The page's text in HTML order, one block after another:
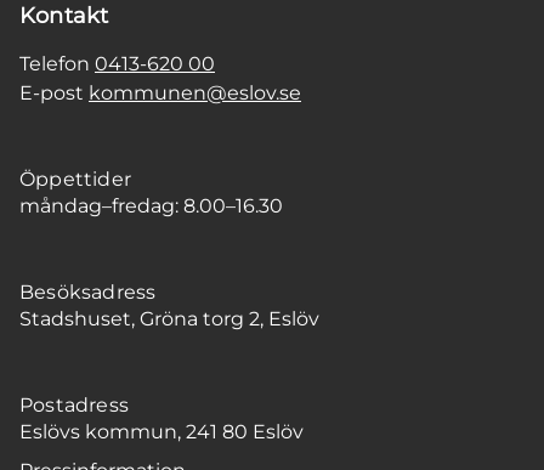
Kontakt
Telefon 0413-620 00
E-post kommunen@eslov.se
Öppettider
måndag–fredag: 8.00–16.30
Besöksadress
Stadshuset, Gröna torg 2, Eslöv
Postadress
Eslövs kommun, 241 80 Eslöv